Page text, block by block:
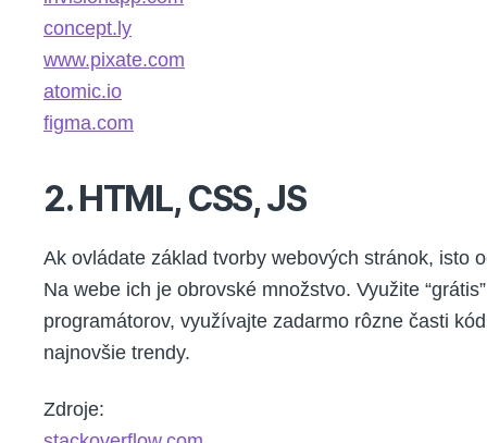
concept.ly
www.pixate.com
atomic.io
figma.com
2. HTML, CSS, JS
Ak ovládate základ tvorby webových stránok, isto
Na webe ich je obrovské množstvo. Využite
programátorov, využívajte zadarmo rôzne časti
najnovšie trendy.
Zdroje: